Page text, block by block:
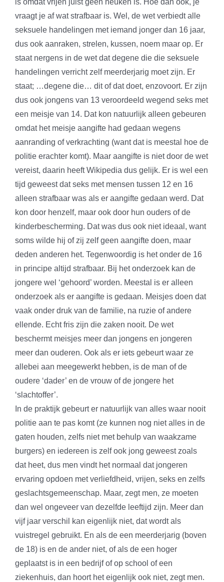
is omdat vrijen juist geen neuken is. Hoe dan ook, je
vraagt je af wat strafbaar is. Wel, de wet verbiedt alle
seksuele handelingen met iemand jonger dan 16 jaar,
dus ook aanraken, strelen, kussen, noem maar op. Er
staat nergens in de wet dat degene die die seksuele
handelingen verricht zelf meerderjarig moet zijn. Er
staat; …degene die… dit of dat doet, enzovoort. Er zijn
dus ook jongens van 13 veroordeeld wegend seks met
een meisje van 14. Dat kon natuurlijk alleen gebeuren
omdat het meisje aangifte had gedaan wegens
aanranding of verkrachting (want dat is meestal hoe de
politie erachter komt). Maar aangifte is niet door de wet
vereist, daarin heeft Wikipedia dus gelijk. Er is wel een
tijd geweest dat seks met mensen tussen 12 en 16
alleen strafbaar was als er aangifte gedaan werd. Dat
kon door henzelf, maar ook door hun ouders of de
kinderbescherming. Dat was dus ook niet ideaal, want
soms wilde hij of zij zelf geen aangifte doen, maar
deden anderen het. Tegenwoordig is het onder de 16
in principe altijd strafbaar. Bij het onderzoek kan de
jongere wel ‘gehoord’ worden. Meestal is er alleen
onderzoek als er aangifte is gedaan. Meisjes doen dat
vaak onder druk van de familie, na ruzie of andere
ellende. Echt fris zijn die zaken nooit. De wet
beschermt meisjes meer dan jongens en jongeren
meer dan ouderen. Ook als er iets gebeurt waar ze
allebei aan meegewerkt hebben, is de man of de
oudere ‘dader’ en de vrouw of de jongere het
‘slachtoffer’.
In de praktijk gebeurt er natuurlijk van alles waar nooit
politie aan te pas komt (ze kunnen nog niet alles in de
gaten houden, zelfs niet met behulp van waakzame
burgers) en iedereen is zelf ook jong geweest zoals
dat heet, dus men vindt het normaal dat jongeren
ervaring opdoen met verliefdheid, vrijen, seks en zelfs
geslachtsgemeenschap. Maar, zegt men, ze moeten
dan wel ongeveer van dezelfde leeftijd zijn. Meer dan
vijf jaar verschil kan eigenlijk niet, dat wordt als
vuistregel gebruikt. En als de een meerderjarig (boven
de 18) is en de ander niet, of als de een hoger
geplaatst is in een bedrijf of op school of een
ziekenhuis, dan hoort het eigenlijk ook niet, zegt men.